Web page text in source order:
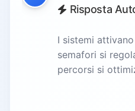
Risposta
I sistemi
semafori si
percorsi si